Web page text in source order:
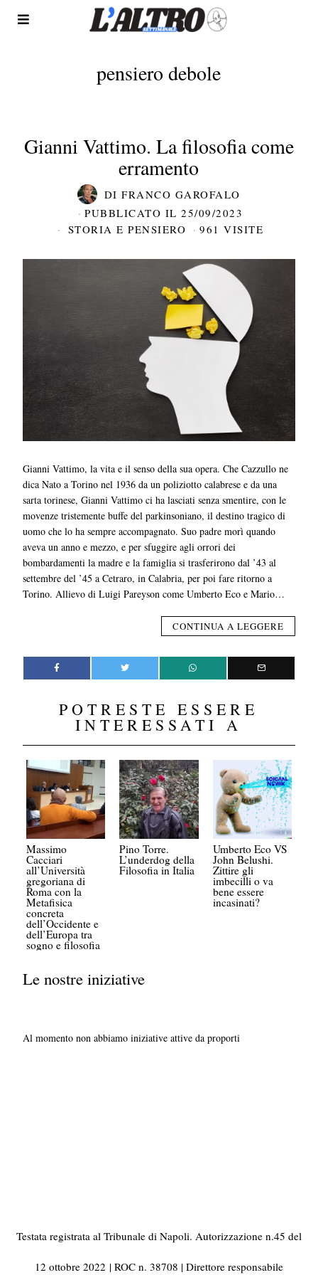
pensiero debole
Gianni Vattimo. La filosofia come
erramento
DIFRANCO GAROFALO
PUBBLICATO IL 25/09/2023
STORIA E PENSIERO
961 VISITE
Gianni Vattimo, la vita e il senso della sua opera. Che Cazzullo ne
dica Nato a Torino nel 1936 da un poliziotto calabrese e da una
sarta torinese, Gianni Vattimo ci ha lasciati senza smentire, con le
movenze tristemente buffe del parkinsoniano, il destino tragico di
uomo che lo ha sempre accompagnato. Suo padre morì quando
aveva un anno e mezzo, e per sfuggire agli orrori dei
bombardamenti la madre e la famiglia si trasferirono dal ’43 al
settembre del ’45 a Cetraro, in Calabria, per poi fare ritorno a
Torino. Allievo di Luigi Pareyson come Umberto Eco e Mario…
CONTINUA A LEGGERE
POTRESTE ESSERE
INTERESSATI A
Massimo
Cacciari
all’Università
gregoriana di
Roma con la
Metafisica
concreta
dell’Occidente e
dell’Europa tra
sogno e filosofia
Pino Torre.
L’underdog della
Filosofia in Italia
Umberto Eco VS
John Belushi.
Zittire gli
imbecilli o va
bene essere
incasinati?
Le nostre iniziative
Al momento non abbiamo iniziative attive da proporti
Testata registrata al Tribunale di Napoli. Autorizzazione n.45 del
12 ottobre 2022 | ROC n. 38708 | Direttore responsabile